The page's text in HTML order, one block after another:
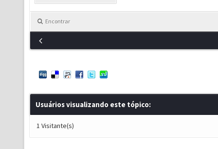
Encontrar
Usuários visualizando este tópico:
1 Visitante(s)